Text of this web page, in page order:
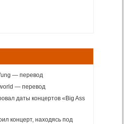
— перевод
— перевод
даты концертов «Big Ass
концерт, находясь под